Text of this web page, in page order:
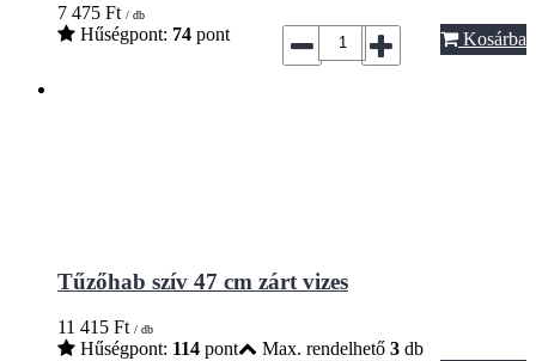
7 475 Ft / db
Hűségpont: 74 pont Kosárba
Tűzőhab szív 47 cm zárt vizes
11 415 Ft / db
Hűségpont: 114 pont Max. rendelhető 3 db